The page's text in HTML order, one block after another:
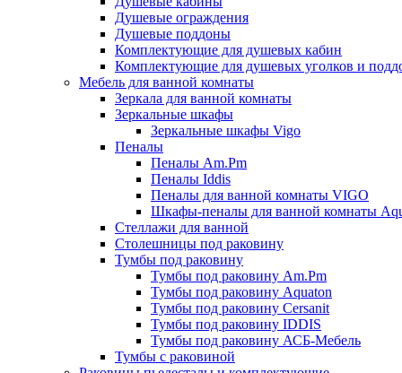
Душевые ограждения
Душевые поддоны
Комплектующие для душевых кабин
Комплектующие для душевых уголков и
Мебель для ванной комнаты
Зеркала для ванной комнаты
Зеркальные шкафы
Зеркальные шкафы Vigo
Пеналы
Пеналы Am.Pm
Пеналы Iddis
Пеналы для ванной комнаты VIGO
Шкафы-пеналы для ванной комнаты
Стеллажи для ванной
Столешницы под раковину
Тумбы под раковину
Тумбы под раковину Am.Pm
Тумбы под раковину Aquaton
Тумбы под раковину Cersanit
Тумбы под раковину IDDIS
Тумбы под раковину АСБ-Мебель
Тумбы с раковиной